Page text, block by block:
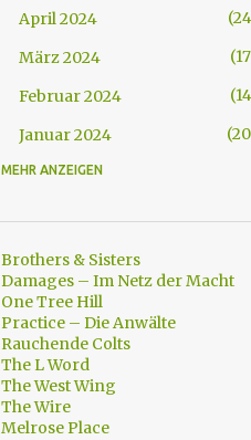
April 2024
24
März 2024
17
Februar 2024
14
Januar 2024
20
2023
August 2023
Juli 2023
Juni 2023
Mai 2023
April 2023
MEHR ANZEIGEN
Brothers & Sisters
Damages – Im Netz der Macht
One Tree Hill
Practice – Die Anwälte
Rauchende Colts
The L Word
The West Wing
The Wire
Melrose Place